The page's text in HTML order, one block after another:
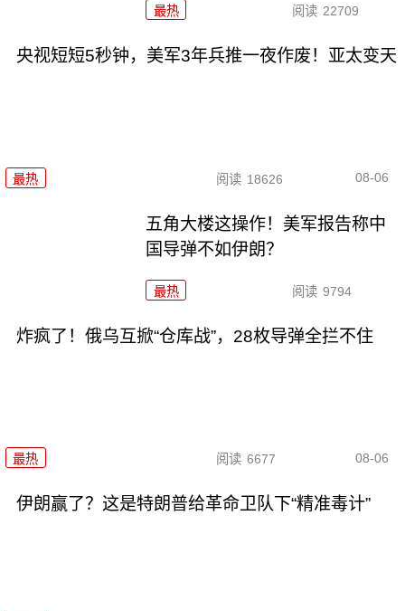
最热 阅读 22709
央视短短5秒钟，美军3年兵推一夜作废！亚太变天
最热 阅读 18626 08-06
五角大楼这操作！美军报告称中
国导弹不如伊朗？
最热 阅读 9794
炸疯了！俄乌互掀“仓库战”，28枚导弹全拦不住
最热 阅读 6677 08-06
伊朗赢了？这是特朗普给革命卫队下“精准毒计”